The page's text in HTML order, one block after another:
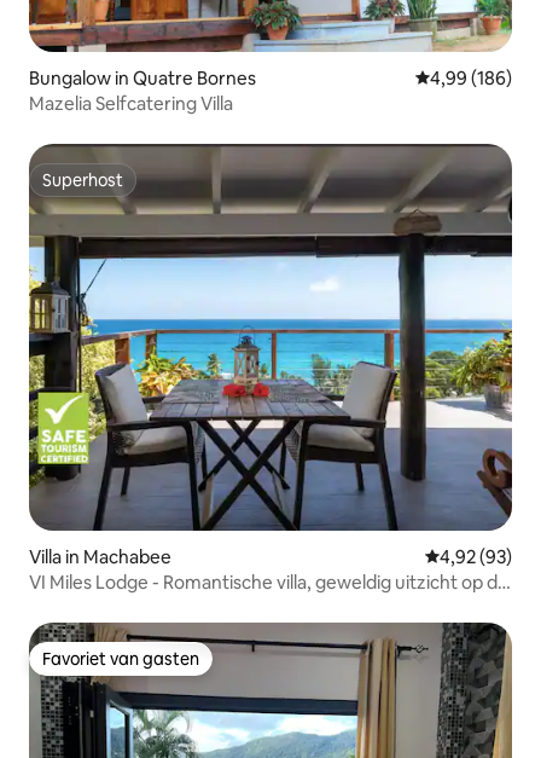
Bungalow in Quatre Bornes Gemiddelde
4,99 (186)
Mazelia Selfcatering Villa
Superhost
Superhost
Villa in Machabee Gemiddelde
4,92 (93)
VI Miles Lodge - Romantische villa, geweldig uitzicht op de
Favoriet van gasten
Favoriet van gasten